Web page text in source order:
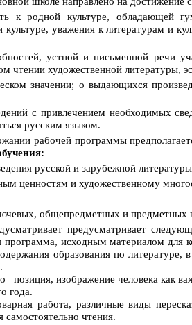
к родной культуре, обладающей
уважения к литературам и
устной и письменной речи
художественной литературы,
значении; о выдающихся
с привлечением необходимых
русским языком.
рабочей программы
русской и зарубежной
ценностям и художественному
общепредметных и предметных
предусматривает
исходным материалом
образования по литературе,
позиция, изображение человека как
года.
работа, различные виды
самостоятельно чтения.